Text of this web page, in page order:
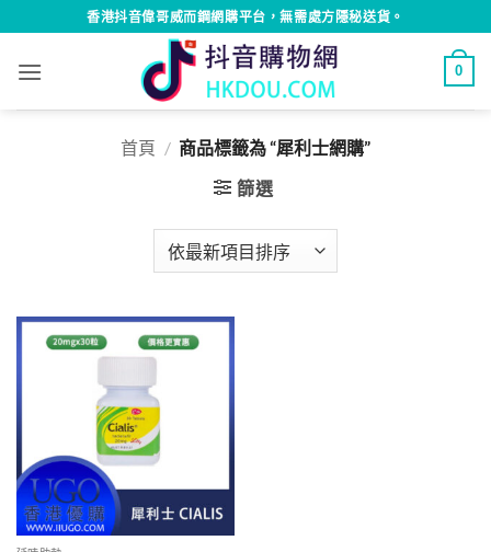
to
content
香港抖音偉哥威而鋼網購平台，無需處方隱秘送貨。
0
首頁 / 商品標籤為 “犀利士網購”
篩選